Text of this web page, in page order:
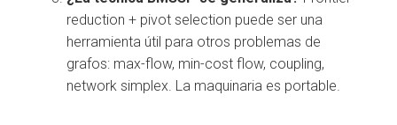
reduction + pivot selection puede ser una
herramienta útil para otros problemas de
grafos: max-flow, min-cost flow, coupling,
network simplex. La maquinaria es portable.